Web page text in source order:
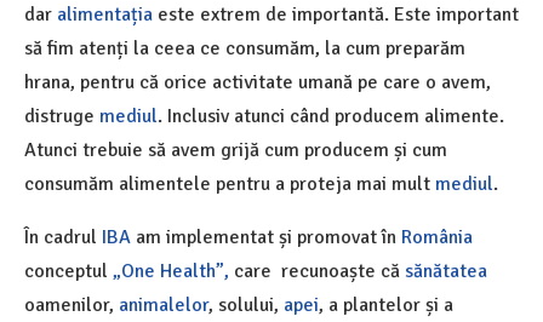
dar alimentația este extrem de importantă. Este important
să fim atenți la ceea ce consumăm, la cum preparăm
hrana, pentru că orice activitate umană pe care o avem,
distruge mediul. Inclusiv atunci când producem alimente.
Atunci trebuie să avem grijă cum producem și cum
consumăm alimentele pentru a proteja mai mult mediul.
În cadrul IBA am implementat și promovat în România
conceptul „One Health”, care recunoaște că sănătatea
oamenilor, animalelor, solului, apei, a plantelor și a